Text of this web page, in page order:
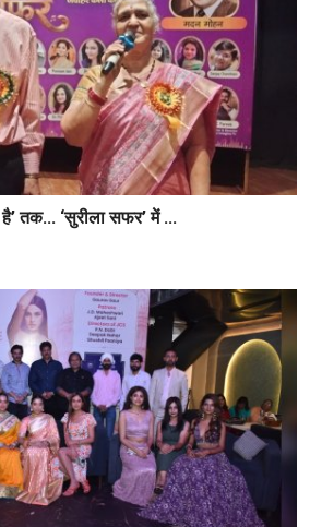
है’ तक... ‘सुरीला सफर’ में ...